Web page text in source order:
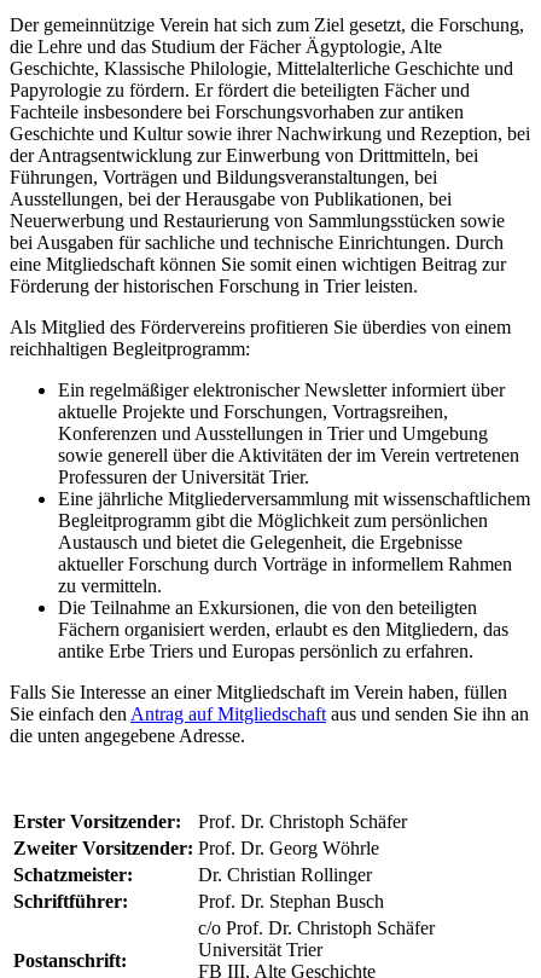
Der gemeinnützige Verein hat sich zum Ziel gesetzt, die Forschung,
die Lehre und das Studium der Fächer Ägyptologie, Alte
Geschichte, Klassische Philologie, Mittelalterliche Geschichte und
Papyrologie zu fördern. Er fördert die beteiligten Fächer und
Fachteile insbesondere bei Forschungsvorhaben zur antiken
Geschichte und Kultur sowie ihrer Nachwirkung und Rezeption, bei
der Antragsentwicklung zur Einwerbung von Drittmitteln, bei
Führungen, Vorträgen und Bildungsveranstaltungen, bei
Ausstellungen, bei der Herausgabe von Publikationen, bei
Neuerwerbung und Restaurierung von Sammlungsstücken sowie
bei Ausgaben für sachliche und technische Einrichtungen. Durch
eine Mitgliedschaft können Sie somit einen wichtigen Beitrag zur
Förderung der historischen Forschung in Trier leisten.
Als Mitglied des Fördervereins profitieren Sie überdies von einem
reichhaltigen Begleitprogramm:
Ein regelmäßiger elektronischer Newsletter informiert über
aktuelle Projekte und Forschungen, Vortragsreihen,
Konferenzen und Ausstellungen in Trier und Umgebung
sowie generell über die Aktivitäten der im Verein vertretenen
Professuren der Universität Trier.
Eine jährliche Mitgliederversammlung mit wissenschaftlichem
Begleitprogramm gibt die Möglichkeit zum persönlichen
Austausch und bietet die Gelegenheit, die Ergebnisse
aktueller Forschung durch Vorträge in informellem Rahmen
zu vermitteln.
Die Teilnahme an Exkursionen, die von den beteiligten
Fächern organisiert werden, erlaubt es den Mitgliedern, das
antike Erbe Triers und Europas persönlich zu erfahren.
Falls Sie Interesse an einer Mitgliedschaft im Verein haben, füllen
Sie einfach den Antrag auf Mitgliedschaft aus und senden Sie ihn an
die unten angegebene Adresse.
Erster Vorsitzender:
Prof. Dr. Christoph Schäfer
Zweiter Vorsitzender: Prof. Dr. Georg Wöhrle
Schatzmeister:
Dr. Christian Rollinger
Schriftführer:
Prof. Dr. Stephan Busch
Postanschrift:
c/o Prof. Dr. Christoph Schäfer
Universität Trier
FB III, Alte Geschichte